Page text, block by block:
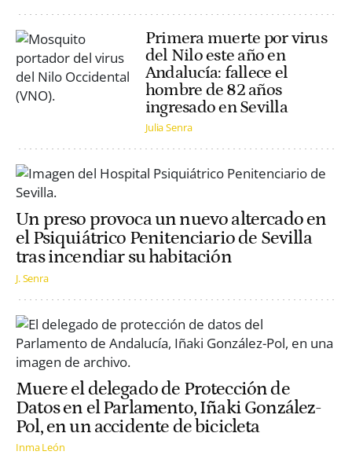
Primera muerte por virus
del Nilo este año en
Andalucía: fallece el
hombre de 82 años
ingresado en Sevilla
Julia Senra
Un preso provoca un nuevo altercado en
el Psiquiátrico Penitenciario de Sevilla
tras incendiar su habitación
J. Senra
Muere el delegado de Protección de
Datos en el Parlamento, Iñaki González-
Pol, en un accidente de bicicleta
Inma León